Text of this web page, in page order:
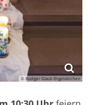
© Rüdiger Glaub-Engelskirchen